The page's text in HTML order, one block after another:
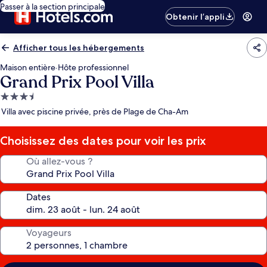
Passer à la section principale
Obtenir l’appli
Afficher tous les hébergements
Maison entière·Hôte professionnel
Grand Prix Pool Villa
Hébergement
3.5 étoiles
Villa avec piscine privée, près de Plage de Cha-Am
Choisissez des dates pour voir les prix
Où allez-vous ?
Dates
Voyageurs